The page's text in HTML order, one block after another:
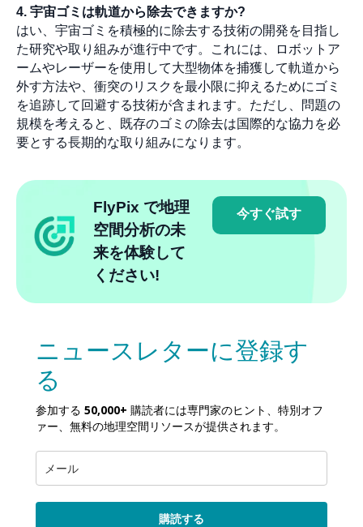
4. 宇宙ゴミは軌道から除去できますか?
はい、宇宙ゴミを積極的に除去する技術の開発を目指し
た研究や取り組みが進行中です。これには、ロボットア
ームやレーザーを使用して大型物体を捕獲して軌道から
外す方法や、衝突のリスクを最小限に抑えるためにゴミ
を追跡して回避する技術が含まれます。ただし、問題の
規模を考えると、既存のゴミの除去は国際的な協力を必
要とする長期的な取り組みになります。
FlyPix で地理
空間分析の未
来を体験して
ください!
今すぐ試す
ニュースレターに登録す
る
参加する 50,000+ 購読者には専門家のヒント、特別オフ
ァー、無料の地理空間リソースが提供されます。
購読する